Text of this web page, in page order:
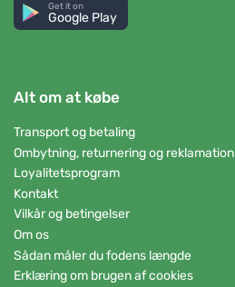
Get it on
Google Play
Alt om at købe
Transport og betaling
Ombytning, returnering og reklamation
Loyalitetsprogram
Kontakt
Vilkår og betingelser
Om os
Sådan måler du fodens længde
Erklæring om brugen af cookies